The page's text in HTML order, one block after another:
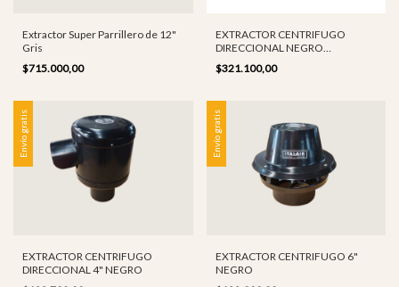
Extractor Super Parrillero de 12"
Gris
$715.000,00
EXTRACTOR CENTRIFUGO
DIRECCIONAL NEGRO
FUNDICION 6"
$321.100,00
Envío gratis
EXTRACTOR CENTRIFUGO
DIRECCIONAL 4" NEGRO
Envío gratis
EXTRACTOR CENTRIFUGO 6"
NEGRO